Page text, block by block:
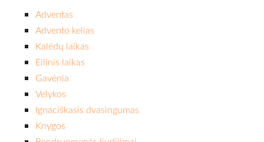
Adventas
Advento kelias
Kalėdų laikas
Eilinis laikas
Gavėnia
Velykos
Ignaciškasis dvasingumas
Knygos